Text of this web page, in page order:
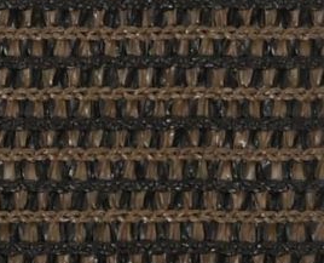
Tweet